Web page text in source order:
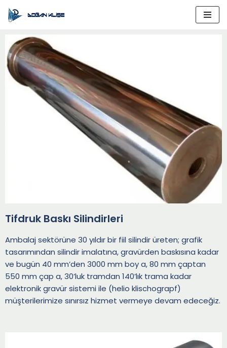
geç
Tifdruk Baskı Silindirleri
Ambalaj sektörüne 30 yıldır bir fiil silindir üreten; grafik
tasarımından silindir imalatına, gravürden baskısına kadar
ve bugün 40 mm’den 3000 mm boy a, 80 mm çaptan
550 mm çap a, 30’luk tramdan 140’lık trama kadar
elektronik gravür sistemi ile (helio klischograpf)
müşterilerimize sınırsız hizmet vermeye devam edeceğiz.